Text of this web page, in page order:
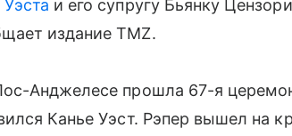
и его супругу Бьянку
издание TMZ.
Анджелесе прошла 67-я
Канье Уэст. Рэпер вышел на